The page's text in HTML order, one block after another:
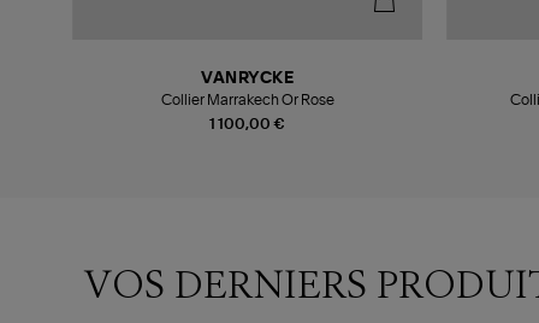
1 100,00 €
VANRYCKE
Collier Marrakech Or Rose
VOS DERNIERS